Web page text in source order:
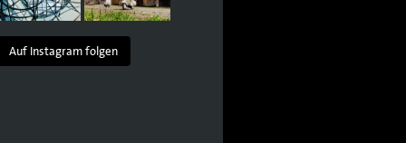
Auf Instagram folgen